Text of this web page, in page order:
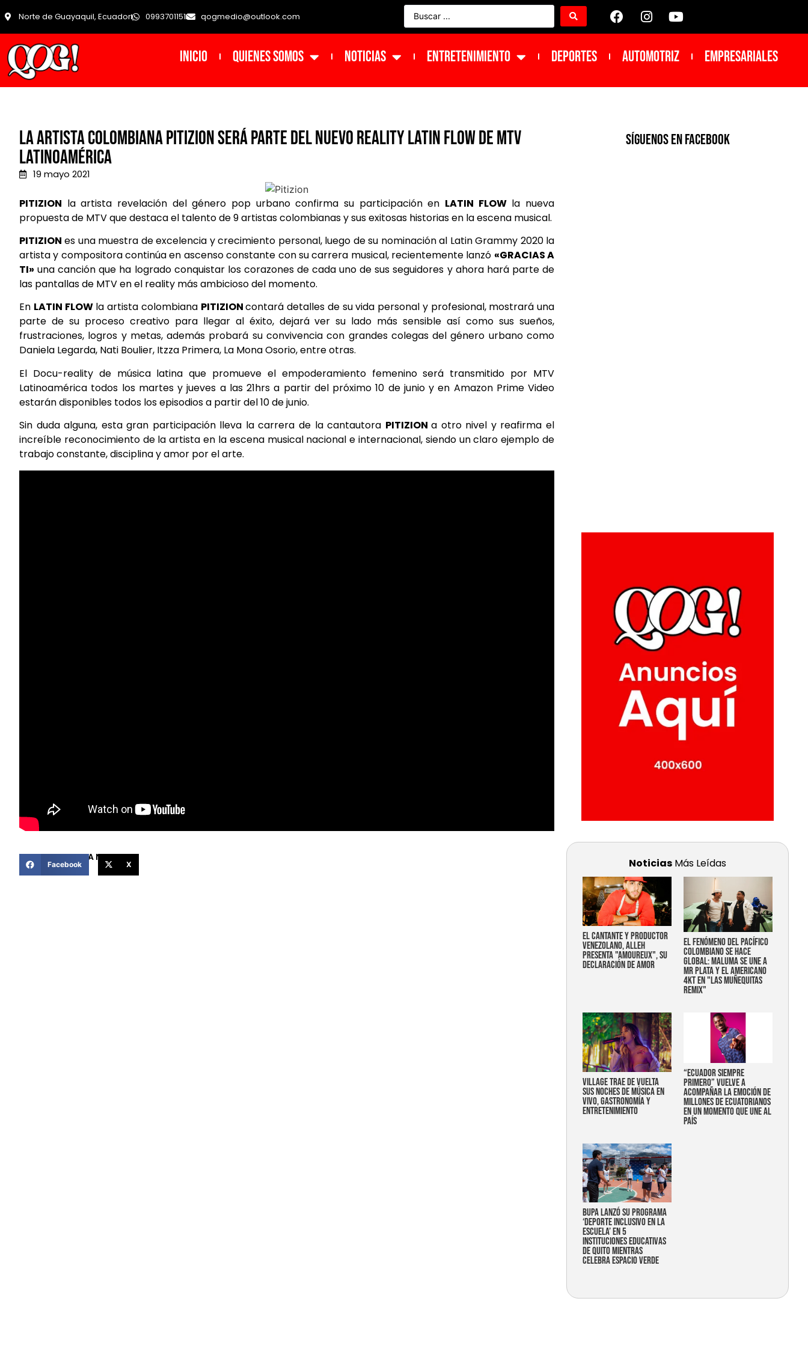
Norte de Guayaquil, Ecuador 0993701151 qogmedio@outlook.com
INICIO Quienes Somos NOTICIAS ENTRETENIMIENTO DEPORTES Automotriz Empresariales
La artista colombiana Pitizion será parte del nuevo reality Latin Flow de MTV
Latinoamérica
19 mayo 2021
PITIZION la artista revelación del género pop urbano confirma su participación en LATIN FLOWla nueva
propuesta de MTV que destaca el talento de 9 artistas colombianas y sus exitosas historias en la escena musical.
PITIZION es una muestra de excelencia y crecimiento personal, luego de su nominación al Latin Grammy 2020 la
artista y compositora continúa en ascenso constante con su carrera musical, recientemente lanzó «GRACIAS A
TI» una canción que ha logrado conquistar los corazones de cada uno de sus seguidores y ahora hará parte de
las pantallas de MTV en el reality más ambicioso del momento.
En LATIN FLOWla artista colombiana PITIZIONcontará detalles de su vida personal y profesional, mostrará una
parte de su proceso creativo para llegar al éxito, dejará ver su lado más sensible así como sus sueños,
frustraciones, logros y metas, además probará su convivencia con grandes colegas del género urbano como
Daniela Legarda, Nati Boulier, Itzza Primera, La Mona Osorio, entre otras.
El Docu-reality de música latina que promueve el empoderamiento femenino será transmitido por MTV
Latinoamérica todos los martes y jueves a las 21hrs a partir del próximo 10 de junio y en Amazon Prime Video
estarán disponibles todos los episodios a partir del 10 de junio.
Sin duda alguna, esta gran participación lleva la carrera de la cantautora PITIZIONa otro nivel y reafirma el
increíble reconocimiento de la artista en la escena musical nacional e internacional, siendo un claro ejemplo de
trabajo constante, disciplina y amor por el arte.
COMPARTIR ESTA NOTICIA
Facebook X
SíGUENOS EN FACEBOOK
Noticias Más Leídas
EL CANTANTE Y PRODUCTOR
VENEZOLANO, ALLEH
PRESENTA "AMOUREUX", SU
DECLARACIÓN DE AMOR
EL FENÓMENO DEL PACÍFICO
COLOMBIANO SE HACE
GLOBAL: MALUMA SE UNE A
MR PLATA Y EL AMERICANO
4KT EN "LAS MUÑEQUITAS
REMIX"
Village trae de vuelta
sus noches de música en
vivo, gastronomía y
entretenimiento
“Ecuador siempre
primero” vuelve a
acompañar la emoción de
millones de ecuatorianos
en un momento que une al
país
Bupa lanzó su programa
‘Deporte Inclusivo en la
Escuela’ en 5
instituciones educativas
de Quito mientras
celebra espacio verde